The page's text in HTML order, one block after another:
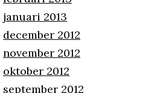
januari 2013
december 2012
november 2012
oktober 2012
september 2012